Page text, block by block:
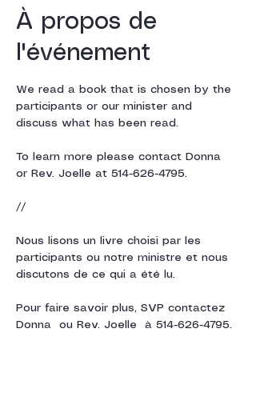
À propos de
l'événement
We read a book that is chosen by the
participants or our minister and
discuss what has been read.
To learn more please contact Donna
or Rev. Joelle at 514-626-4795.
//
Nous lisons un livre choisi par les
participants ou notre ministre et nous
discutons de ce qui a été lu.
Pour faire savoir plus, SVP contactez
Donna  ou Rev. Joelle  à 514-626-4795.